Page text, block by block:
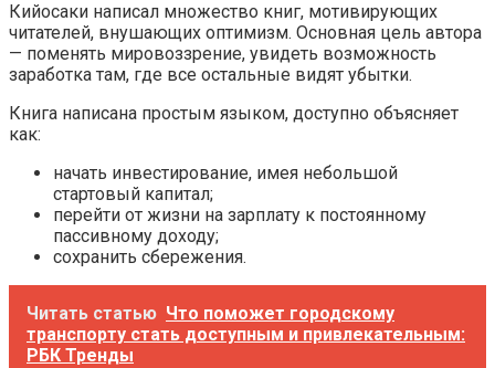
Кийосаки написал множество книг, мотивирующих
читателей, внушающих оптимизм. Основная цель автора
— поменять мировоззрение, увидеть возможность
заработка там, где все остальные видят убытки.
Книга написана простым языком, доступно объясняет
как:
начать инвестирование, имея небольшой
стартовый капитал;
перейти от жизни на зарплату к постоянному
пассивному доходу;
сохранить сбережения.
Читать статью Что поможет городскому
транспорту стать доступным и привлекательным:
РБК Тренды